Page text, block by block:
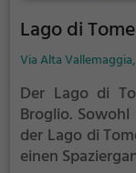
Lago di
Via Alta
Der Lago di
Broglio.
der Lago di
einen